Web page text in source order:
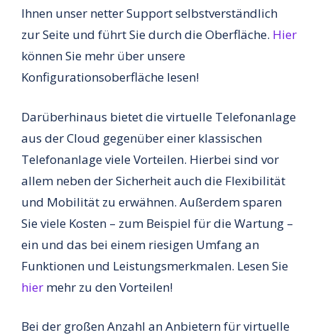
Ihnen unser netter Support selbstverständlich
zur Seite und führt Sie durch die Oberfläche. Hier
können Sie mehr über unsere
Konfigurationsoberfläche lesen!
Darüberhinaus bietet die virtuelle Telefonanlage
aus der Cloud gegenüber einer klassischen
Telefonanlage viele Vorteilen. Hierbei sind vor
allem neben der Sicherheit auch die Flexibilität
und Mobilität zu erwähnen. Außerdem sparen
Sie viele Kosten – zum Beispiel für die Wartung –
ein und das bei einem riesigen Umfang an
Funktionen und Leistungsmerkmalen. Lesen Sie
hier mehr zu den Vorteilen!
Bei der großen Anzahl an Anbietern für virtuelle